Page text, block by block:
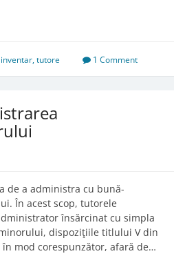
inventar,tutore 1 Comment
de a administra cu bună-
În acest scop, tutorele
însărcinat cu simpla
dispoziţiile titlului V din
mod corespunzător, afară de…